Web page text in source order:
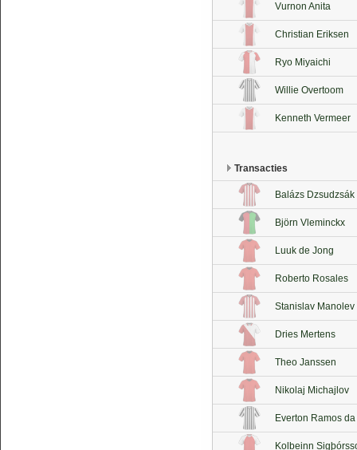
Vurnon Anita
Christian Eriksen
Ryo Miyaichi
Willie Overtoom
Kenneth Vermeer
Transacties
Balázs Dzsudzsák
Björn Vleminckx
Luuk de Jong
Roberto Rosales
Stanislav Manolev
Dries Mertens
Theo Janssen
Nikolaj Michajlov
Everton Ramos
Kolbeinn